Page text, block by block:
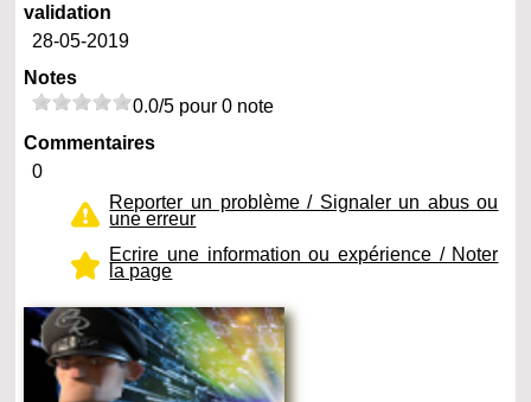
validation
28-05-2019
Notes
0.0/5 pour 0 note
Commentaires
0
Reporter un problème / Signaler un abus ou
une erreur
Ecrire une information ou expérience / Noter
la page